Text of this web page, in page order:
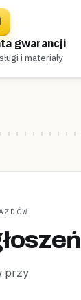
gwarancji
i materiały
przy